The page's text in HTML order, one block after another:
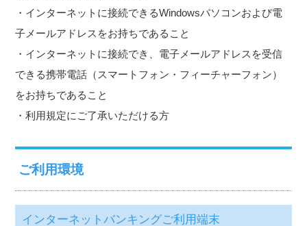
・インターネットに接続できるWindowsパソコンおよび電
子メールアドレスをお持ちであること
・インターネットに接続でき、電子メールアドレスを受信
できる携帯電話（スマートフォン・フィーチャーフォン）
をお持ちであること
・利用規定にご了承いただける方
ご利用環境
インターネットバンキングご利用端末